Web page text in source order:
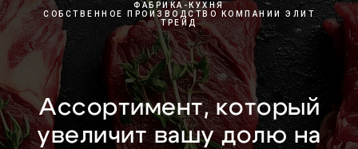
ФАБРИКА-КУХНЯ
СОБСТВЕННОЕ ПРОИЗВОДСТВО КОМПАНИИ ЭЛИТ
ТРЕЙД
Ассортимент, который
увеличит вашу долю на